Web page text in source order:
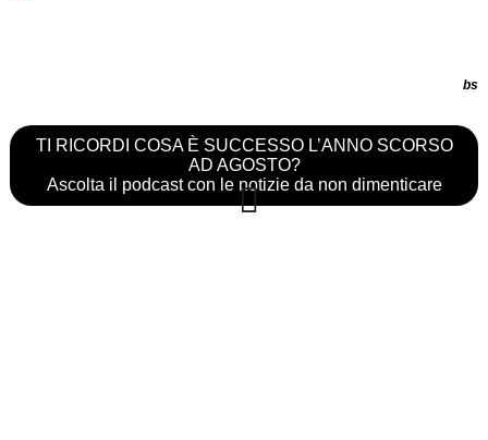
bs
TI RICORDI COSA È SUCCESSO L’ANNO SCORSO
AD AGOSTO?
Ascolta il podcast con le notizie da non dimenticare